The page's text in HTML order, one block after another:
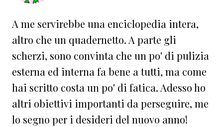
A me servirebbe una enciclopedia intera,
altro che un quadernetto. A parte gli
scherzi, sono convinta che un po' di pulizia
esterna ed interna fa bene a tutti, ma come
hai scritto costa un po' di fatica. Adesso ho
altri obiettivi importanti da perseguire, me
lo segno per i desideri del nuovo anno!